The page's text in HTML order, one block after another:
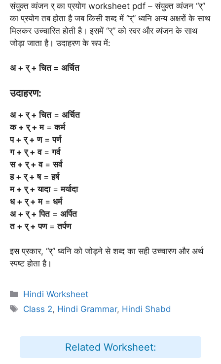
संयुक्त व्यंजन र् का प्रयोग worksheet pdf – संयुक्त व्यंजन “र्”
का प्रयोग तब होता है जब किसी शब्द में “र्” ध्वनि अन्य अक्षरों के साथ
मिलकर उच्चारित होती है। इसमें “र्” को स्वर और व्यंजन के साथ
जोड़ा जाता है। उदाहरण के रूप में:
अ + र् + चित = अर्चित
उदाहरण:
अ + र् + चित= अर्चित
क + र् + म=कर्म
प + र् + ण=पर्ण
ग + र् + व=गर्व
स + र् + व=सर्व
ह + र् + ष=हर्ष
म + र् + यादा=मर्यादा
ध + र् + म= धर्म
अ + र् + पित= अर्पित
त + र् + पण=तर्पण
इस प्रकार, “र्” ध्वनि को जोड़ने से शब्द का सही उच्चारण और अर्थ
स्पष्ट होता है।
Categories
Hindi Worksheet
Tags
Class 2, Hindi Grammar, Hindi Shabd
Related Worksheet: